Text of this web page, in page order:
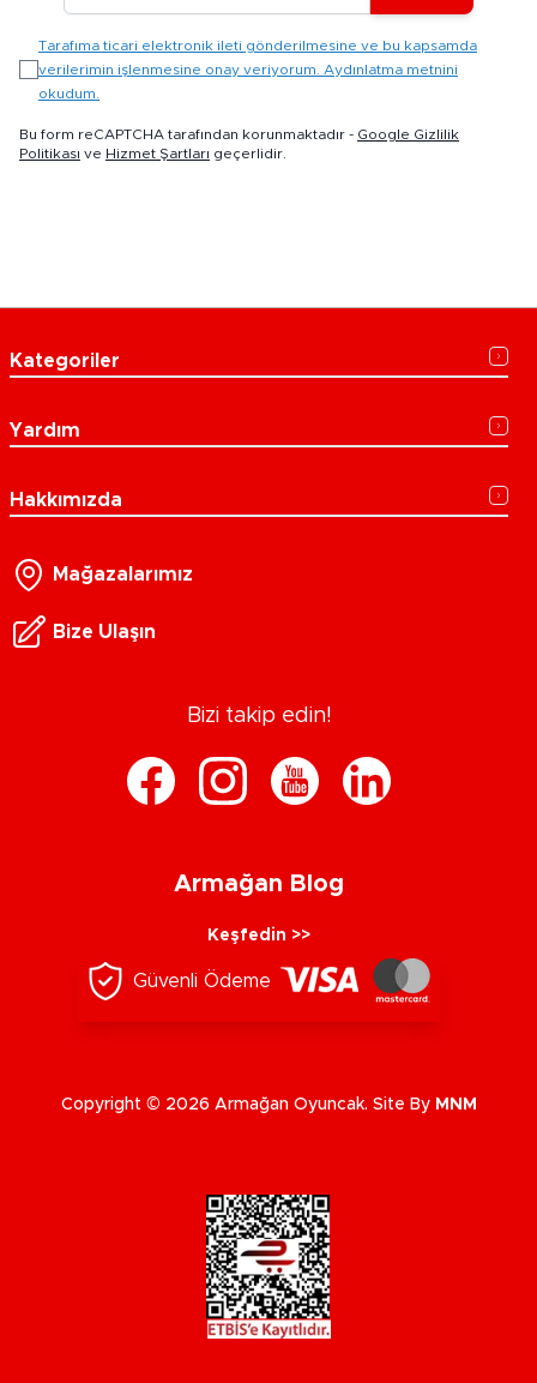
Tarafıma ticari elektronik ileti gönderilmesine ve bu kapsamda
verilerimin işlenmesine onay veriyorum. Aydınlatma metnini
okudum.
Bu form reCAPTCHA tarafından korunmaktadır - Google Gizlilik
Politikası ve Hizmet Şartları geçerlidir.
Kategoriler
Yardım
Hakkımızda
Mağazalarımız
Bize Ulaşın
Bizi takip edin!
Armağan Blog
Keşfedin >>
Güvenli Ödeme
Copyright © 2026 Armağan Oyuncak. Site By MNM